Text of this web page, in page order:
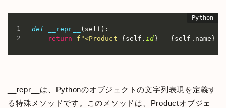
def __repr__ ( self ) :
return
f"<Product { self . id } - { self . name }
__repr__は、Pythonのオブジェクトの文字列表現を定義す
る特殊メソッドです。このメソッドは、Productオブジェ